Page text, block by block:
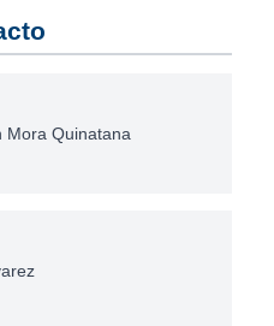
Mora Quinatana